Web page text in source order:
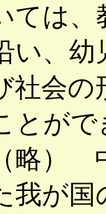
は、
い、
社会
とが
略）
我が